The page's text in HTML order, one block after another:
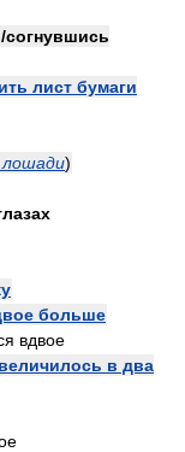
лист бумаги
лошади)
больше
вдвое
в два